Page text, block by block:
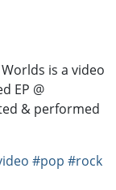
is a video
EP @
& performed
#pop #rock